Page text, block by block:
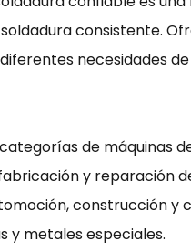
consistente.
necesidades de
de máquinas
y reparación
construcción y
y metales especiales.